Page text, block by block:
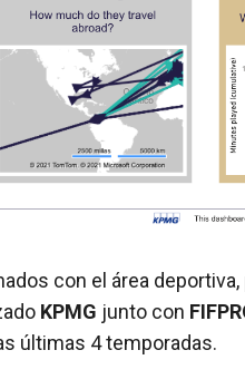
con el área
KPMG junto con
últimas 4 temporadas.